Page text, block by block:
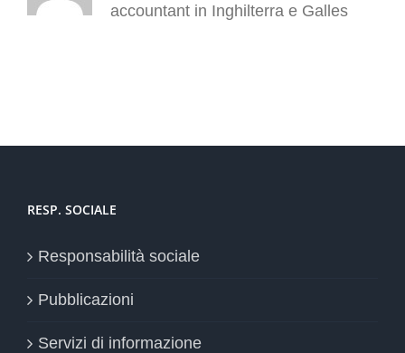
accountant in Inghilterra e Galles
RESP. SOCIALE
Responsabilità sociale
Pubblicazioni
Servizi di informazione